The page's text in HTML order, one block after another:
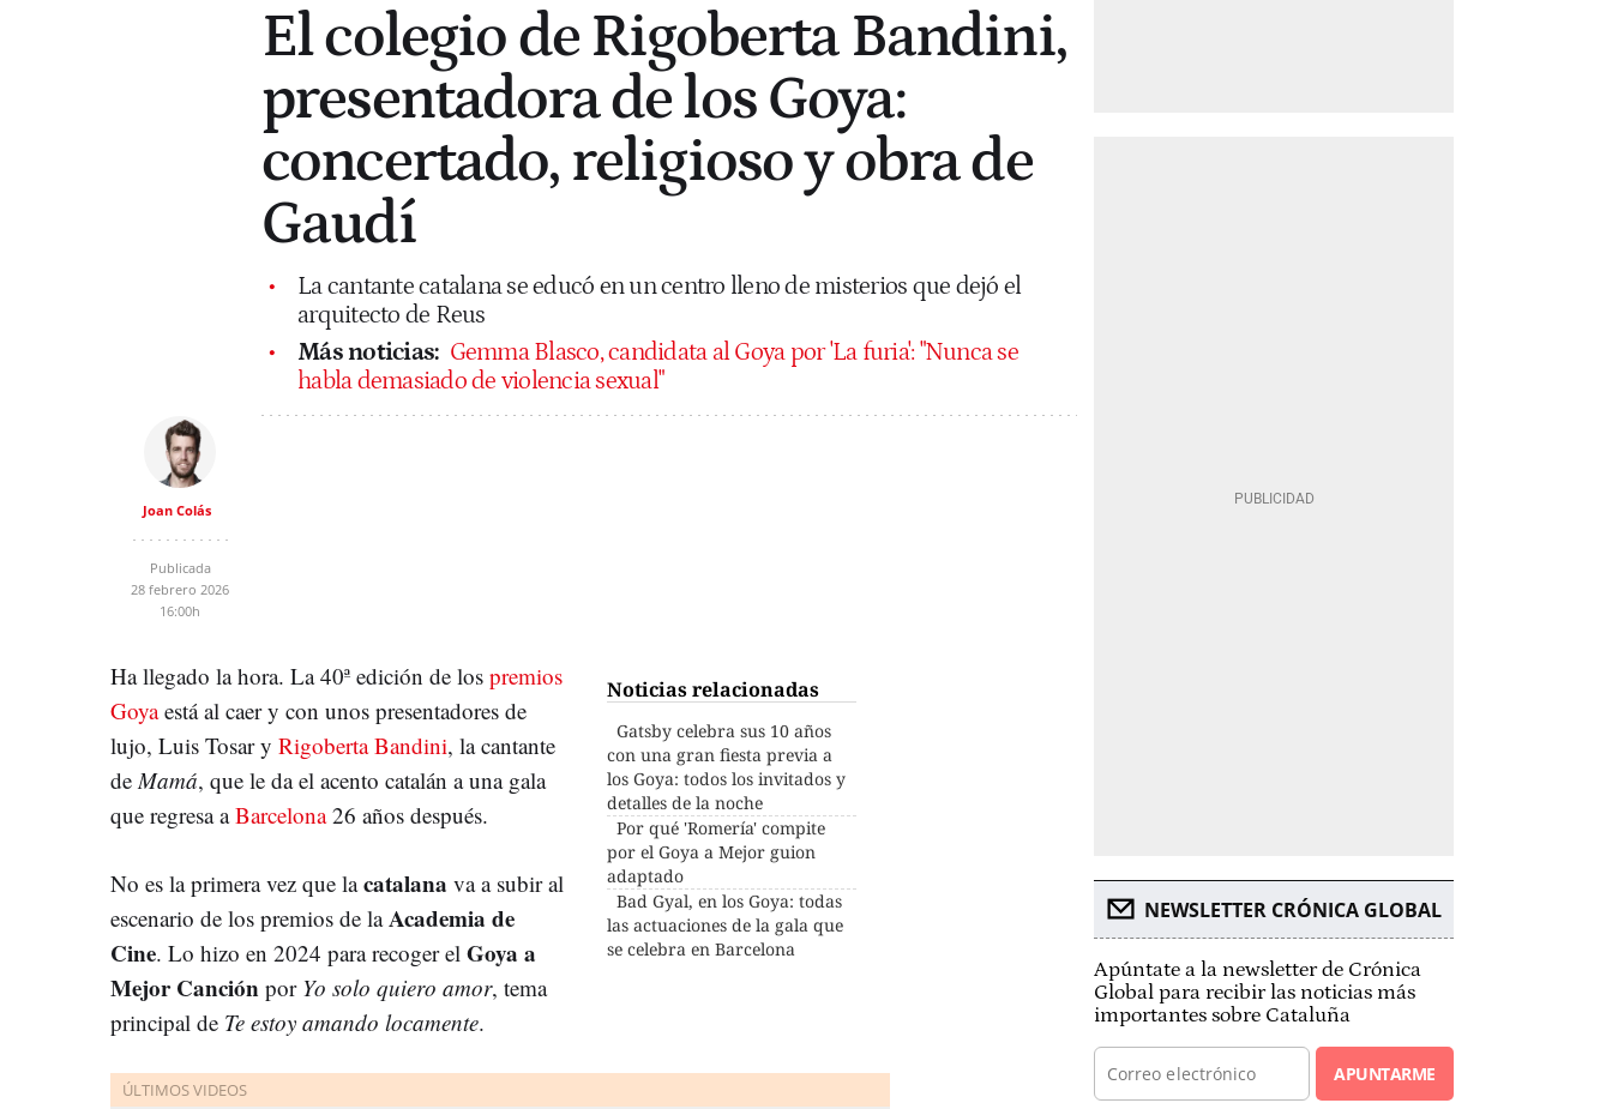
El colegio de Rigoberta Bandini,
presentadora de los Goya:
concertado, religioso y obra de
Gaudí
La cantante catalana se educó en un centro lleno de misterios que dejó el
arquitecto de Reus
Más noticias: Gemma Blasco, candidata al Goya por 'La furia': "Nunca se
habla demasiado de violencia sexual"
Joan Colás
Publicada
28 febrero 2026
16:00h
Noticias relacionadas
Gatsby celebra sus 10 años
con una gran fiesta previa a
los Goya: todos los invitados y
detalles de la noche
Por qué 'Romería' compite
por el Goya a Mejor guion
adaptado
Bad Gyal, en los Goya: todas
las actuaciones de la gala que
se celebra en Barcelona
Ha llegado la hora. La 40ª edición de los premios
Goyaestá al caer y con unos presentadores de
lujo, Luis Tosar y Rigoberta Bandini, la cantante
de Mamá, que le da el acento catalán a una gala
que regresa aBarcelona26 años después.
No es la primera vez que lacatalana va a subir al
escenario de los premios de laAcademia de
Cine. Lo hizo en 2024 para recoger el Goya a
Mejor Canción por Yo solo quiero amor, tema
principal de Te estoy amando locamente.
NEWSLETTER CRÓNICA GLOBAL
Apúntate a la newsletter de Crónica
Global para recibir las noticias más
importantes sobre Cataluña
APUNTARME